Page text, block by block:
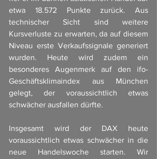
etwa 18.572 Punkte zurück. Aus
technischer Sicht sind weitere
Kursverluste zu erwarten, da auf diesem
Niveau erste Verkaufssignale generiert
wurden. Heute wird zudem ein
besonderes Augenmerk auf den ifo-
Geschäftsklimaindex aus München
gelegt, der voraussichtlich etwas
schwächer ausfallen dürfte.
Insgesamt wird der DAX heute
voraussichtlich etwas schwächer in die
neue Handelswoche starten. Wir